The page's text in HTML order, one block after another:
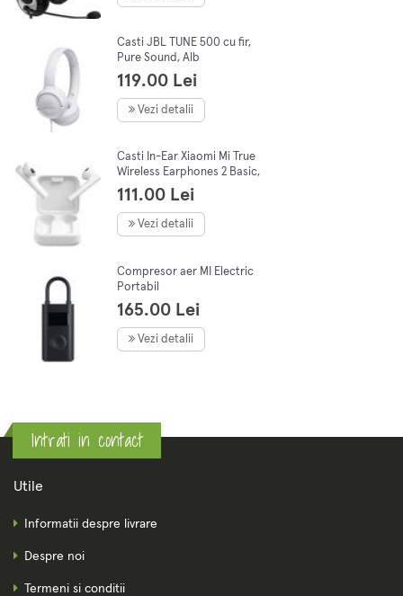
Casti JBL TUNE 500 cu fir,
Pure Sound, Alb
119.00 Lei
Vezi detalii
Casti In-Ear Xiaomi Mi True
Wireless Earphones 2 Basic,
White
111.00 Lei
Vezi detalii
Compresor aer MI Electric
Portabil
165.00 Lei
Vezi detalii
Intrati in contact
Utile
Informatii despre livrare
Despre noi
Termeni si conditii